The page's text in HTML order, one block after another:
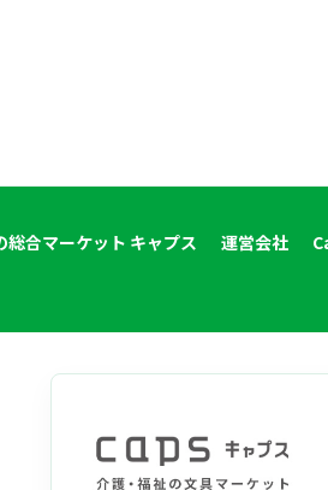
総合マーケット キャプス 運営会社